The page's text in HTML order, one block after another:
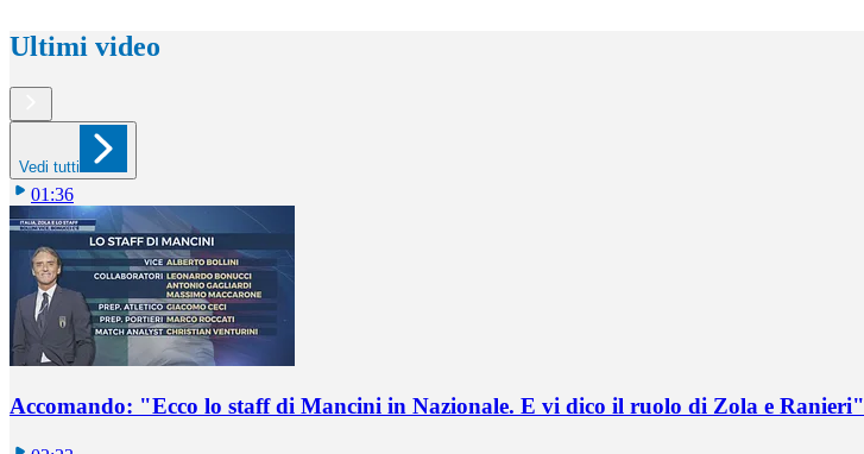
Ultimi video
Vedi tutti
01:36
Accomando: "Ecco lo staff di Mancini in Nazionale. E vi dico il ruolo di Zola e Ranieri"